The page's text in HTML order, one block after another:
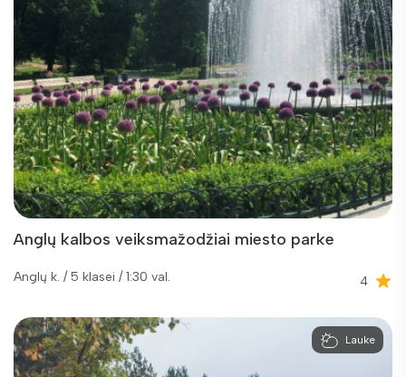
Anglų kalbos veiksmažodžiai miesto parke
Anglų k. / 5 klasei / 1:30 val. 4
Lauke